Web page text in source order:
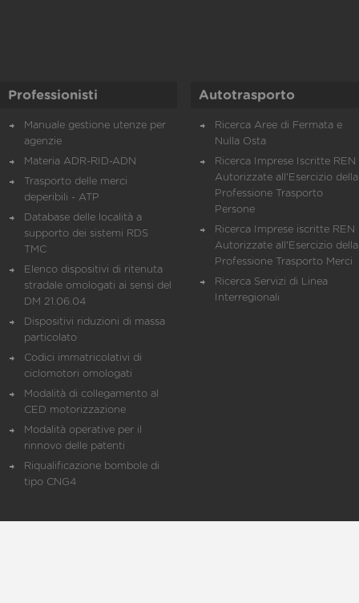
Professionisti
Manuale gestione utenze per
agenzie
Materia ADR-RID-ADN
Trasporto delle merci
deperibili - ATP
Database delle località a
supporto dei sistemi RDS
TMC
Elenco dispositivi di ritenuta
stradale omologati ai sensi del
DM 21.06.04
Dispositivi riduzioni di massa
particolato
Codici immatricolativi di
ciclomotori omologati
Modalità di collegamento al
CED motorizzazione
Modalità operative per il
rinnovo delle patenti
Riqualificazione bombole di
tipo CNG4
Autotrasporto
Ricerca Aree di Fermata e
Nulla Osta
Ricerca Imprese Iscritte REN
Autorizzate all'Esercizio della
Professione Trasporto
Persone
Ricerca Imprese iscritte REN
Autorizzate all'Esercizio della
Professione Trasporto Merci
Ricerca Servizi di Linea
Interregionali